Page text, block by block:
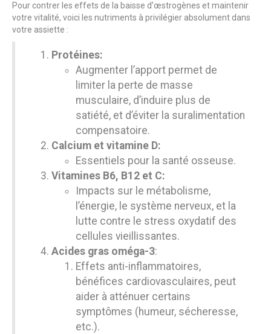
Pour contrer les effets de la baisse d’œstrogènes et maintenir
votre vitalité, voici les nutriments à privilégier absolument dans
votre assiette :
Protéines:
Augmenter l’apport permet de
limiter la perte de masse
musculaire, d’induire plus de
satiété, et d’éviter la suralimentation
compensatoire.
Calcium et vitamine D:
Essentiels pour la santé osseuse.
Vitamines B6, B12 et C:
Impacts sur le métabolisme,
l’énergie, le système nerveux, et la
lutte contre le stress oxydatif des
cellules vieillissantes.
Acides gras oméga-3:
Effets anti-inflammatoires,
bénéfices cardiovasculaires, peut
aider à atténuer certains
symptômes (humeur, sécheresse,
etc.).